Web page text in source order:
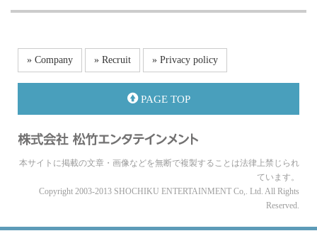
» Company » Recruit » Privacy policy
PAGE TOP
本サイトに掲載の文章・画像などを無断で複製することは法律上禁じられ
ています。
Copyright 2003-2013 SHOCHIKU ENTERTAINMENT Co,. Ltd. All Rights
Reserved.